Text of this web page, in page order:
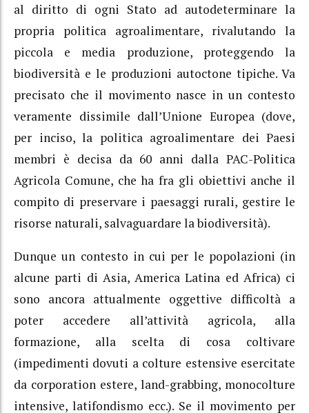
al diritto di ogni Stato ad autodeterminare la
propria politica agroalimentare, rivalutando la
piccola e media produzione, proteggendo la
biodiversità e le produzioni autoctone tipiche. Va
precisato che il movimento nasce in un contesto
veramente dissimile dall’Unione Europea (dove,
per inciso, la politica agroalimentare dei Paesi
membri è decisa da 60 anni dalla PAC-Politica
Agricola Comune, che ha fra gli obiettivi anche il
compito di preservare i paesaggi rurali, gestire le
risorse naturali, salvaguardare la biodiversità).
Dunque un contesto in cui per le popolazioni (in
alcune parti di Asia, America Latina ed Africa) ci
sono ancora attualmente oggettive difficoltà a
poter accedere all’attività agricola, alla
formazione, alla scelta di cosa coltivare
(impedimenti dovuti a colture estensive esercitate
da corporation estere, land-grabbing, monocolture
intensive, latifondismo ecc.). Se il movimento per